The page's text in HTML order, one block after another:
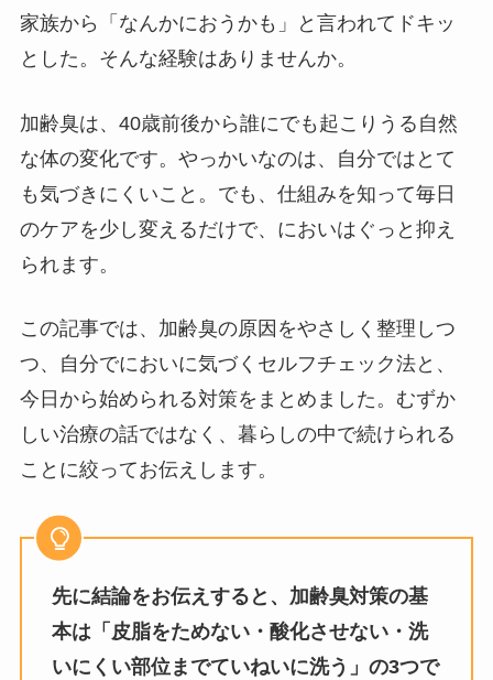
家族から「なんかにおうかも」と言われてドキッ
とした。そんな経験はありませんか。
加齢臭は、40歳前後から誰にでも起こりうる自然
な体の変化です。やっかいなのは、自分ではとて
も気づきにくいこと。でも、仕組みを知って毎日
のケアを少し変えるだけで、においはぐっと抑え
られます。
この記事では、加齢臭の原因をやさしく整理しつ
つ、自分でにおいに気づくセルフチェック法と、
今日から始められる対策をまとめました。むずか
しい治療の話ではなく、暮らしの中で続けられる
ことに絞ってお伝えします。
先に結論をお伝えすると、加齢臭対策の基
本は「皮脂をためない・酸化させない・洗
いにくい部位までていねいに洗う」の3つで